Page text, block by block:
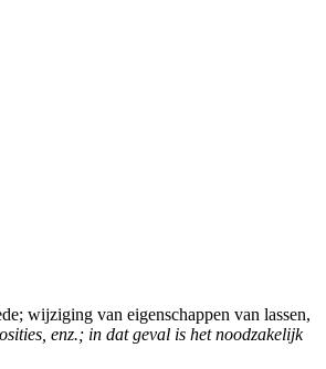
wijziging van eigenschappen van lassen,
enz.; in dat geval is het noodzakelijk